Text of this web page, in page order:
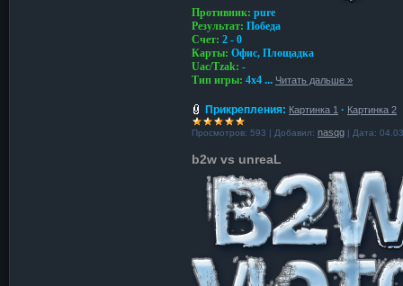
Противник: pure
Результат: Победа
Счет: 2 - 0
Карты: Офис, Площадка
Uac/Tzak: -
Тип игры: 4х4 ... Читать дальше »
Прикрепления: Картинка 1 · Картинка 2
Просмотров: 593 | Добавил: nasqg | Дата:
b2w vs unreaL